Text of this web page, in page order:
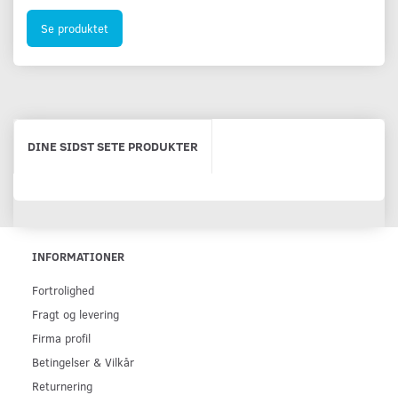
Se produktet
DINE SIDST SETE PRODUKTER
INFORMATIONER
Fortrolighed
Fragt og levering
Firma profil
Betingelser & Vilkår
Returnering